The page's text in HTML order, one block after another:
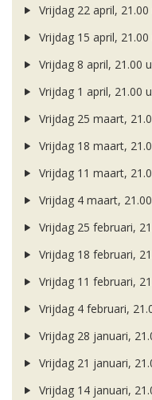
Vrijdag 22 april, 21.00
Vrijdag 15 april, 21.00
Vrijdag 8 april, 21.00
Vrijdag 1 april, 21.00
Vrijdag 25 maart,
Vrijdag 18 maart,
Vrijdag 11 maart,
Vrijdag 4 maart,
Vrijdag 25 februari,
Vrijdag 18 februari,
Vrijdag 11 februari,
Vrijdag 4 februari,
Vrijdag 28 januari,
Vrijdag 21 januari,
Vrijdag 14 januari,